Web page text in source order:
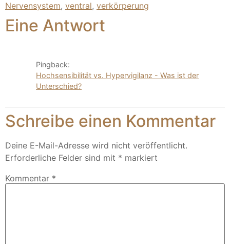
Nervensystem, ventral, verkörperung
Eine Antwort
Pingback:
Hochsensibilität vs. Hypervigilanz - Was ist der
Unterschied?
Schreibe einen Kommentar
Deine E-Mail-Adresse wird nicht veröffentlicht.
Erforderliche Felder sind mit * markiert
Kommentar *